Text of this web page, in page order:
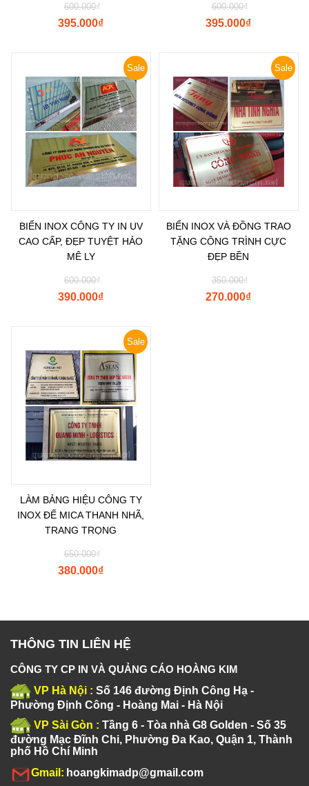
₫
600.000
₫
395.000
₫
600.000
₫
395.000
Sale
BIỂN INOX CÔNG TY IN UV
CAO CẤP, ĐẸP TUYỆT HẢO
MÊ LY
₫
600.000
₫
390.000
Sale
BIỂN INOX VÀ ĐỒNG TRAO
TẶNG CÔNG TRÌNH CỰC
ĐẸP BỀN
₫
350.000
₫
270.000
Sale
LÀM BẢNG HIỆU CÔNG TY
INOX ĐẾ MICA THANH NHÃ,
TRANG TRỌNG
₫
650.000
₫
380.000
THÔNG TIN LIÊN HỆ
CÔNG TY CP IN VÀ QUẢNG CÁO HOÀNG KIM
VP Hà Nội : Số 146 đường Định Công Hạ -
Phường Định Công - Hoàng Mai - Hà Nội
VP Sài Gòn : Tầng 6 - Tòa nhà G8 Golden - Số 35
đường Mạc Đĩnh Chi, Phường Đa Kao, Quận 1, Thành
phố Hồ Chí Minh
Gmail: hoangkimadp@gmail.com